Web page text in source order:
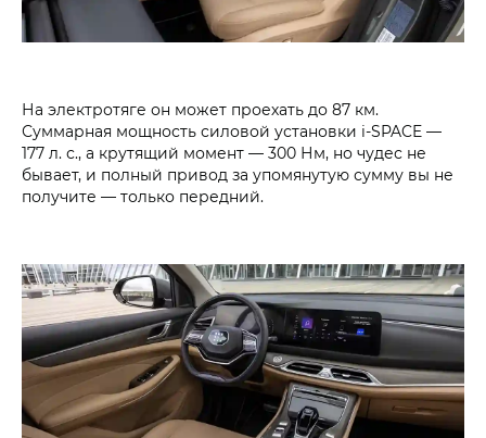
На электротяге он может проехать до 87 км.
Суммарная мощность силовой установки i‑SPACE —
177 л. с., а крутящий момент — 300 Нм, но чудес не
бывает, и полный привод за упомянутую сумму вы не
получите — только передний.